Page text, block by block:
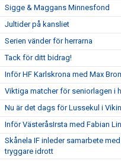
Sigge & Maggans Minnesfond
Jultider på kansliet
Serien vänder för herrarna
Tack för ditt bidrag!
Inför HF Karlskrona med Max
Viktiga matcher för seniorlagen i
Nu är det dags för Lussekul i
Inför VästeråsIrsta med Fabian
Skånela IF inleder samarbete
tryggare idrott